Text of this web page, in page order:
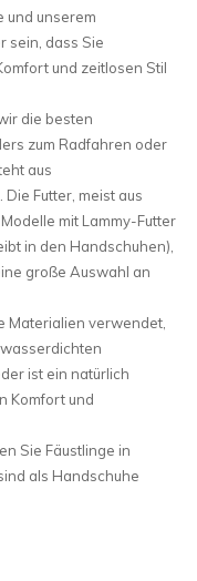
und unserem
sein, dass Sie
und zeitlosen Stil
die besten
zum Radfahren oder
aus
Futter, meist aus
mit Lammy-Futter
in den Handschuhen),
große Auswahl an
Materialien verwendet,
ist ein natürlich
Komfort und
Sie Fäustlinge in
als Handschuhe